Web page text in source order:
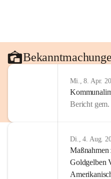
Mi., 8. Apr.
Bericht
Di., 4. Aug.
Goldgelben